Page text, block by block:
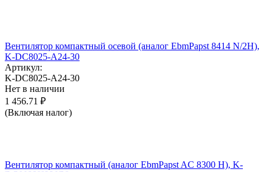
Вентилятор компактный осевой (аналог EbmPapst 8414 N/2H),
K-DC8025-A24-30
Артикул:
K-DC8025-A24-30
Нет в наличии
1 456.71 ₽
(Включая налог)
Вентилятор компактный (аналог EbmPapst AC 8300 H), K-